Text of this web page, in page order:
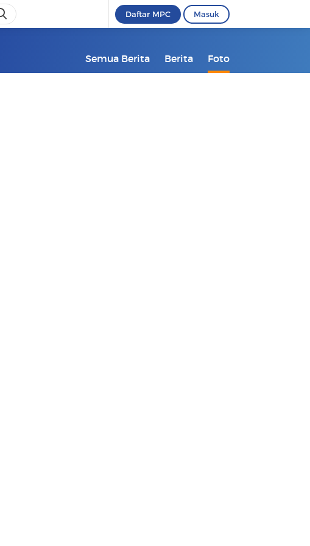
Daftar MPC Masuk
Semua Berita Berita Foto